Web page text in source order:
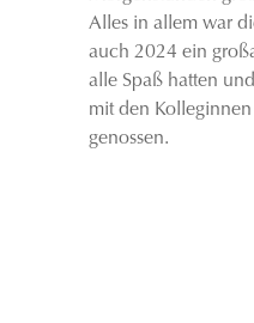
Alles in allem war
auch 2024 ein
alle Spaß hatten
mit den
genossen.